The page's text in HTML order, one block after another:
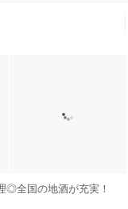
◎全国の地酒が充実！